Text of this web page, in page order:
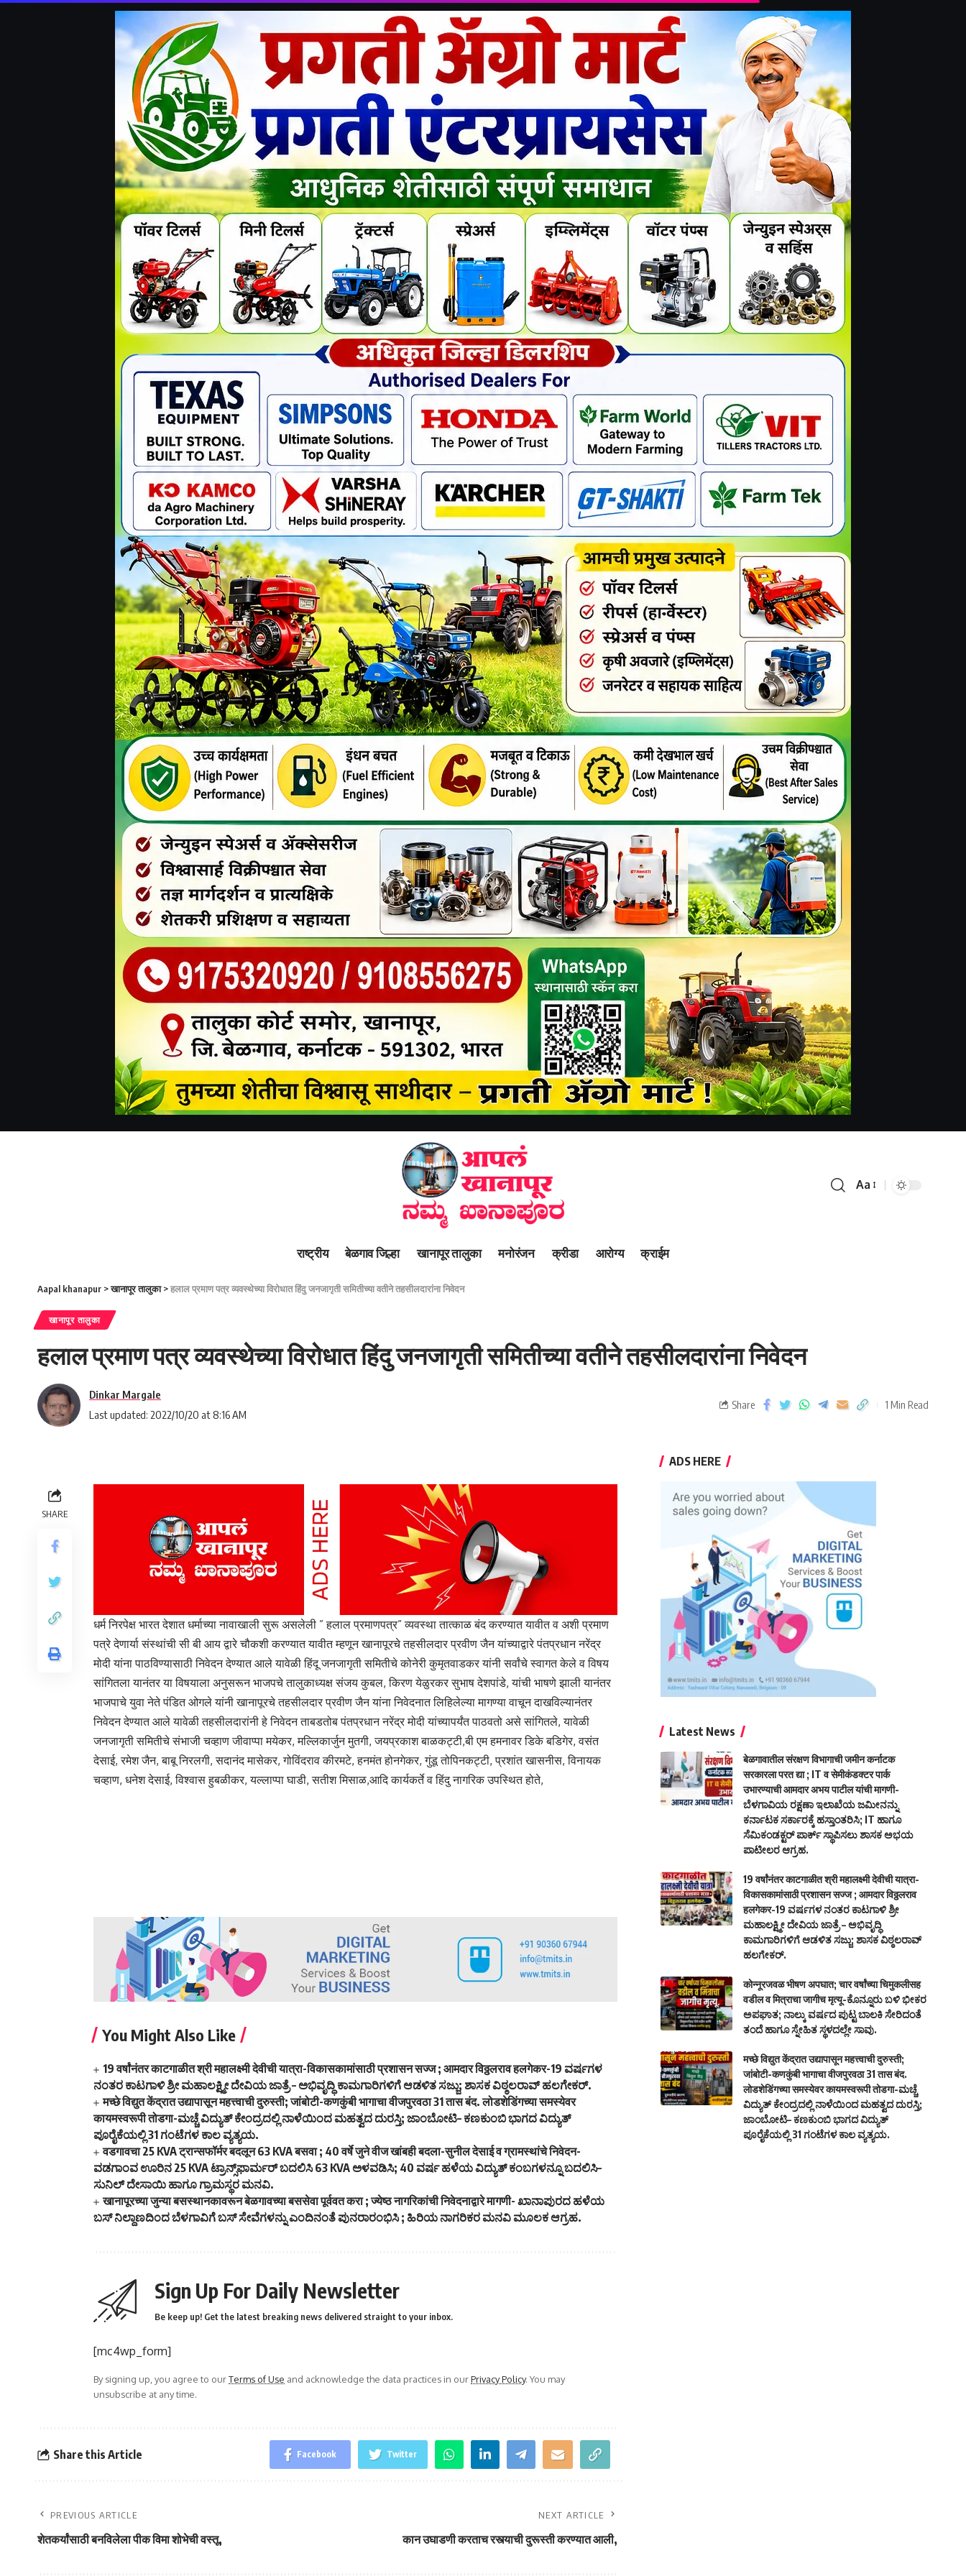
Aa
राष्ट्रीय बेळगाव जिल्हा खानापूर तालुका मनोरंजन क्रीडा आरोग्य क्राईम
Aapal khanapur >खानापूर तालुका>हलाल प्रमाण पत्र व्यवस्थेच्या विरोधात हिंदु जनजागृती समितीच्या वतीने तहसीलदारांना निवेदन
खानापूर तालुका
हलाल प्रमाण पत्र व्यवस्थेच्या विरोधात हिंदु जनजागृती समितीच्या वतीने तहसीलदारांना निवेदन
Last updated: 2022/10/20 at 8:16 AM
Dinkar Margale
Share 1 Min Read
SHARE
धर्म निरपेक्ष भारत देशात धर्माच्या नावाखाली सुरू असलेली ” हलाल प्रमाणपत्र” व्यवस्था तात्काळ बंद करण्यात यावीत व अशी प्रमाण
पत्रे देणार्या संस्थांची सी बी आय द्वारे चौकशी करण्यात यावीत म्हणून खानापूरचे तहसीलदार प्रवीण जैन यांच्याद्वारे पंतप्रधान नरेंद्र
मोदी यांना पाठविण्यासाठी निवेदन देण्यात आले यावेळी हिंदू जनजागृती समितीचे कोनेरी कुमृतवाडकर यांनी सर्वांचे स्वागत केले व विषय
सांगितला यानंतर या विषयाला अनुसरून भाजपचे तालुकाध्यक्ष संजय कुबल, किरण येळुरकर सुभाष देशपांडे, यांची भाषणे झाली यानंतर
भाजपाचे युवा नेते पंडित ओगले यांनी खानापूरचे तहसीलदार प्रवीण जैन यांना निवेदनात लिहिलेल्या मागण्या वाचून दाखविल्यानंतर
निवेदन देण्यात आले यावेळी तहसीलदारांनी हे निवेदन ताबडतोब पंतप्रधान नरेंद्र मोदी यांच्यापर्यंत पाठवतो असे सांगितले, यावेळी
जनजागृती समितीचे संभाजी चव्हाण जीवाप्पा मयेकर, मल्लिकार्जुन मुतगी, जयप्रकाश बाळकट्टी,बी एम हमनावर डिके बडिगेर, वसंत
देसाई, रमेश जैन, बाबू निरलगी, सदानंद मासेकर, गोविंदराव कीरमटे, हनमंत होनगेकर, गुंडू तोपिनकट्टी, प्रशांत खासनीस, विनायक
चव्हाण, धनेश देसाई, विश्वास हुबळीकर, यल्लाप्पा घाडी, सतीश मिसाळ,आदि कार्यकर्ते व हिंदु नागरिक उपस्थित होते,
You Might Also Like
19 वर्षांनंतर काटगाळीत श्री महालक्ष्मी देवीची यात्रा-विकासकामांसाठी प्रशासन सज्ज ; आमदार विठ्ठलराव हलगेकर-19 ವರ್ಷಗಳ
ನಂತರ ಕಾಟಗಾಳಿ ಶ್ರೀ ಮಹಾಲಕ್ಷ್ಮೀ ದೇವಿಯ ಜಾತ್ರೆ – ಅಭಿವೃದ್ಧಿ ಕಾಮಗಾರಿಗಳಿಗೆ ಆಡಳಿತ ಸಜ್ಜು; ಶಾಸಕ ವಿಠ್ಠಲರಾವ್ ಹಲಗೇಕರ್.
मच्छे विद्युत केंद्रात उद्यापासून महत्त्वाची दुरुस्ती; जांबोटी-कणकुंबी भागाचा वीजपुरवठा 31 तास बंद. लोडशेडिंगच्या समस्येवर
कायमस्वरूपी तोडगा-ಮಚ್ಚೆ ವಿದ್ಯುತ್ ಕೇಂದ್ರದಲ್ಲಿ ನಾಳೆಯಿಂದ ಮಹತ್ವದ ದುರಸ್ತಿ; ಜಾಂಬೋಟಿ– ಕಣಕುಂಬಿ ಭಾಗದ ವಿದ್ಯುತ್
ಪೂರೈಕೆಯಲ್ಲಿ 31 ಗಂಟೆಗಳ ಕಾಲ ವ್ಯತ್ಯಯ.
वडगावचा 25 KVA ट्रान्सफॉर्मर बदलून 63 KVA बसवा ; 40 वर्षे जुने वीज खांबही बदला-सुनील देसाई व ग्रामस्थांचे निवेदन-
ವಡಗಾಂವ ಊರಿನ 25 KVA ಟ್ರಾನ್ಸ್‌ಫಾರ್ಮರ್ ಬದಲಿಸಿ 63 KVA ಅಳವಡಿಸಿ; 40 ವರ್ಷ ಹಳೆಯ ವಿದ್ಯುತ್ ಕಂಬಗಳನ್ನೂ ಬದಲಿಸಿ–
ಸುನಿಲ್ ದೇಸಾಯಿ ಹಾಗೂ ಗ್ರಾಮಸ್ಥರ ಮನವಿ.
खानापूरच्या जुन्या बसस्थानकावरून बेळगावच्या बससेवा पूर्ववत करा ; ज्येष्ठ नागरिकांची निवेदनाद्वारे मागणी- ಖಾನಾಪುರದ ಹಳೆಯ
ಬಸ್ ನಿಲ್ದಾಣದಿಂದ ಬೆಳಗಾವಿಗೆ ಬಸ್ ಸೇವೆಗಳನ್ನು ಎಂದಿನಂತೆ ಪುನರಾರಂಭಿಸಿ ; ಹಿರಿಯ ನಾಗರಿಕರ ಮನವಿ ಮೂಲಕ ಆಗ್ರಹ.
Sign Up For Daily Newsletter
Be keep up! Get the latest breaking news delivered straight to your inbox.
[mc4wp_form]
By signing up, you agree to ourTerms of Use and acknowledge the data practices in ourPrivacy Policy. You may
unsubscribe at any time.
Share this Article Facebook Twitter
PREVIOUS ARTICLE
शेतकर्यांसाठी बनविलेला पीक विमा शोभेची वस्तू,
NEXT ARTICLE
कान उघाडणी करताच रस्त्याची दुरूस्ती करण्यात आली,
ADS HERE
Latest News
बेळगावातील संरक्षण विभागाची जमीन कर्नाटक
सरकारला परत द्या ; IT व सेमीकंडक्टर पार्क
उभारण्याची आमदार अभय पाटील यांची मागणी-
ಬೆಳಗಾವಿಯ ರಕ್ಷಣಾ ಇಲಾಖೆಯ ಜಮೀನನ್ನು
ಕರ್ನಾಟಕ ಸರ್ಕಾರಕ್ಕೆ ಹಸ್ತಾಂತರಿಸಿ; IT ಹಾಗೂ
ಸೆಮಿಕಂಡಕ್ಟರ್ ಪಾರ್ಕ್ ಸ್ಥಾಪಿಸಲು ಶಾಸಕ ಅಭಯ
ಪಾಟೀಲರ ಆಗ್ರಹ.
19 वर्षांनंतर काटगाळीत श्री महालक्ष्मी देवीची यात्रा-
विकासकामांसाठी प्रशासन सज्ज ; आमदार विठ्ठलराव
हलगेकर-19 ವರ್ಷಗಳ ನಂತರ ಕಾಟಗಾಳಿ ಶ್ರೀ
ಮಹಾಲಕ್ಷ್ಮೀ ದೇವಿಯ ಜಾತ್ರೆ – ಅಭಿವೃದ್ಧಿ
ಕಾಮಗಾರಿಗಳಿಗೆ ಆಡಳಿತ ಸಜ್ಜು; ಶಾಸಕ ವಿಠ್ಠಲರಾವ್
ಹಲಗೇಕರ್.
कोन्नूरजवळ भीषण अपघात; चार वर्षांच्या चिमुकलीसह
वडील व मित्राचा जागीच मृत्यू-ಕೊನ್ನೂರು ಬಳಿ ಭೀಕರ
ಅಪಘಾತ; ನಾಲ್ಕು ವರ್ಷದ ಪುಟ್ಟ ಬಾಲಕಿ ಸೇರಿದಂತೆ
ತಂದೆ ಹಾಗೂ ಸ್ನೇಹಿತ ಸ್ಥಳದಲ್ಲೇ ಸಾವು.
मच्छे विद्युत केंद्रात उद्यापासून महत्त्वाची दुरुस्ती;
जांबोटी-कणकुंबी भागाचा वीजपुरवठा 31 तास बंद.
लोडशेडिंगच्या समस्येवर कायमस्वरूपी तोडगा-ಮಚ್ಚೆ
ವಿದ್ಯುತ್ ಕೇಂದ್ರದಲ್ಲಿ ನಾಳೆಯಿಂದ ಮಹತ್ವದ ದುರಸ್ತಿ;
ಜಾಂಬೋಟಿ– ಕಣಕುಂಬಿ ಭಾಗದ ವಿದ್ಯುತ್
ಪೂರೈಕೆಯಲ್ಲಿ 31 ಗಂಟೆಗಳ ಕಾಲ ವ್ಯತ್ಯಯ.